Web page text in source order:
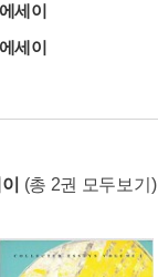
세이
세이
(총 2권 모두보기)